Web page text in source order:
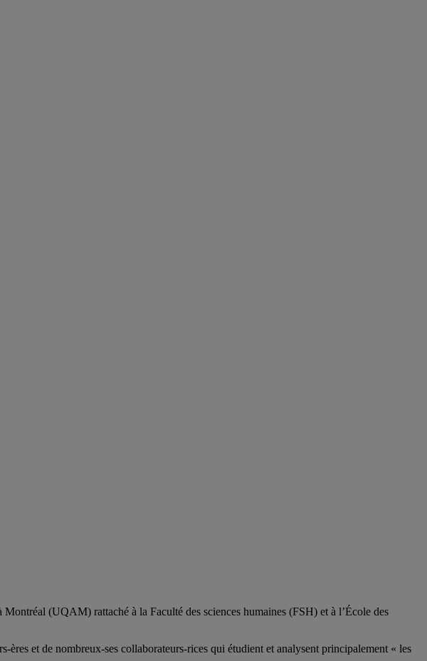
(UQAM) rattaché à la Faculté des sciences humaines (FSH) et à l’École des
-ères et de nombreux-ses collaborateurs-rices qui étudient et analysent principalement « les